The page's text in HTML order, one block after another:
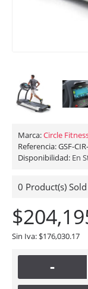
Marca:Circle
Referencia:GSF-
Disponibilidad: En
0 Product(s) Sold
Sin Iva: $176,030.17
-